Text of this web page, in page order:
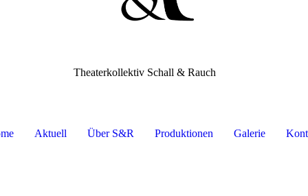
Theaterkollektiv Schall & Rauch
Aktuell Über S&R Produktionen Galerie